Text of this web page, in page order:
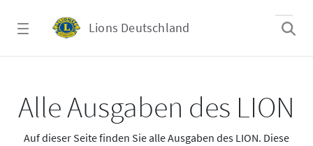
Lions Deutschland
Alle Ausgaben des LION
Auf dieser Seite finden Sie alle Ausgaben des LION. Diese